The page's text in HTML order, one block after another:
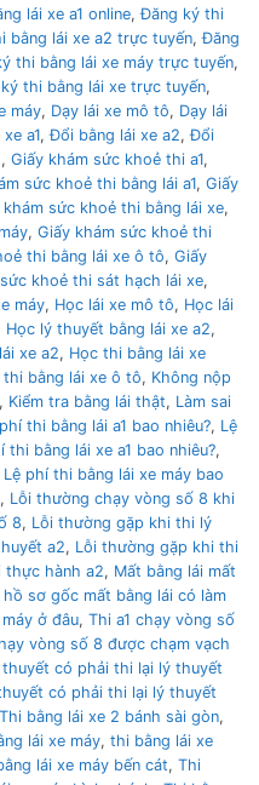
lái xe a1 online,Đăng ký thi
bằng lái xe a2 trực tuyến,Đăng
thi bằng lái xe máy trực tuyến,
thi bằng lái xe trực tuyến,
máy, Dạy lái xe mô tô, Dạy lái
a1,Đổi bằng lái xe a2,Đổi
, Giấy khám sức khoẻ thi a1,
sức khoẻ thi bằng lái a1, Giấy
khám sức khoẻ thi bằng lái xe,
, Giấy khám sức khoẻ thi
thi bằng lái xe ô tô, Giấy
khoẻ thi sát hạch lái xe,
máy, Học lái xe mô tô, Học lái
Học lý thuyết bằng lái xe a2,
xe a2, Học thi bằng lái xe
thi bằng lái xe ô tô, Không nộp
, Kiểm tra bằng lái thật, Làm sai
thi bằng lái a1 bao nhiêu?, Lệ
thi bằng lái xe a1 bao nhiêu?,
Lệ phí thi bằng lái xe máy bao
, Lỗi thường chạy vòng số 8 khi
8, Lỗi thường gặp khi thi lý
a2, Lỗi thường gặp khi thi
hành a2, Mất bằng lái mất
hồ sơ gốc mất bằng lái có làm
ở đâu, Thi a1 chạy vòng số
vòng số 8 được chạm vạch
có phải thi lại lý thuyết
có phải thi lại lý thuyết
Thi bằng lái xe 2 bánh sài gòn,
lái xe máy, thi bằng lái xe
lái xe máy bến cát, Thi